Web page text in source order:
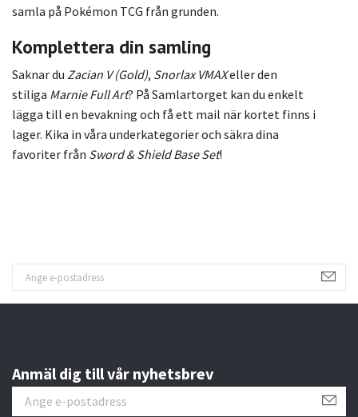
samla på Pokémon TCG från grunden.
Komplettera din samling
Saknardu Zacian V (Gold), SnorlaxVMAXellerden
stiliga MarnieFullArt? På Samlartorget kan du enkelt
lägga till en bevakning och få ett mail när kortet finns i
lager. Kika in våra underkategorieroch säkra dina
favoriter från Sword &ShieldBaseSet!
Anmäl dig till vår nyhetsbrev